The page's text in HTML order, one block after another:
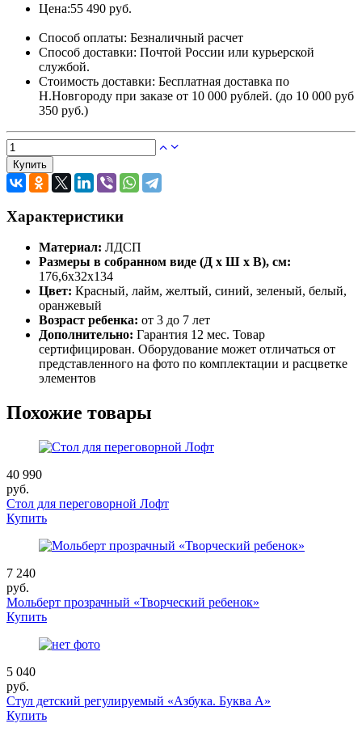
Цена:55 490 руб.
Способ оплаты: Безналичный расчет
Способ доставки: Почтой России или курьерской
службой.
Стоимость доставки: Бесплатная доставка по
Н.Новгороду при заказе от 10 000 рублей. (до 10 000 руб
350 руб.)
Купить
Характеристики
Материал: ЛДСП
Размеры в собранном виде (Д х Ш х В), см:
176,6х32х134
Цвет: Красный, лайм, желтый, синий, зеленый, белый,
оранжевый
Возраст ребенка: от 3 до 7 лет
Дополнительно: Гарантия 12 мес. Товар
сертифицирован. Оборудование может отличаться от
представленного на фото по комплектации и расцветке
элементов
Похожие товары
40 990
руб.
Стол для переговорной Лофт
Купить
7 240
руб.
Мольберт прозрачный «Творческий ребенок»
Купить
5 040
руб.
Стул детский регулируемый «Азбука. Буква А»
Купить